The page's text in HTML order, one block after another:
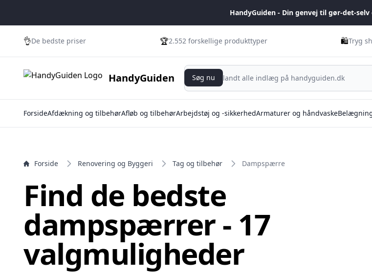
HandyGuiden - Din genvej til gør-det-
👌De bedste priser 🏆2.552 forskellige produkttyper 🛍️Tryg
HandyGuiden
Søg nu
Søg nu
ForsideAfdækning og tilbehørAfløb og tilbehørArbejdstøj og -sikkerhedArmaturer og håndvaske
Forside Renovering og Byggeri Tag og tilbehør Dampspærre
Find de bedste
dampspærrer - 17
valgmuligheder